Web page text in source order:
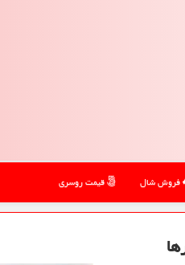
فروش شال قیمت روسری